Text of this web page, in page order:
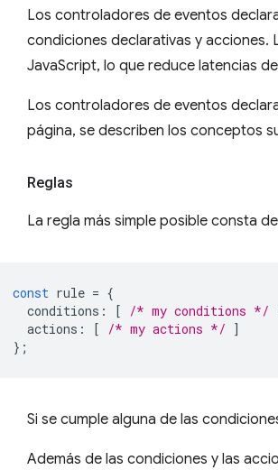
Los controladores de eventos
condiciones declarativas y acciones.
JavaScript, lo que reduce latencias
Los controladores de eventos
página, se describen los conceptos
Reglas
La regla más simple posible consta
const rule = {
conditions : [ /* my conditions */
actions : [ /* my actions */ ]
};
Si se cumple alguna de las
Además de las condiciones y las